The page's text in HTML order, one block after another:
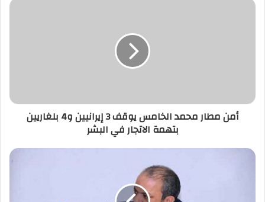
أمن
بلغاريين
البشر
أمن مطار محمد الخامس يوقف 3 إيرانيين و4 بلغاريين
بتهمة الاتجار في البشر
عبد